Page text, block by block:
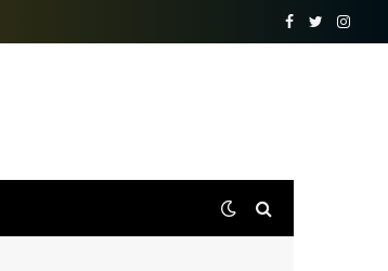
Facebook
Twitter